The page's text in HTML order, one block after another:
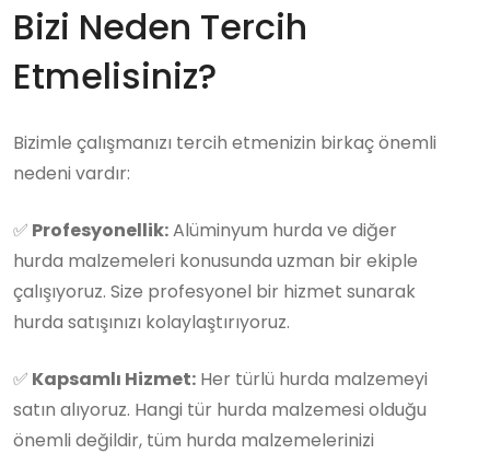
Bizi Neden Tercih
Etmelisiniz?
Bizimle çalışmanızı tercih etmenizin birkaç önemli
nedeni vardır:
✅ Profesyonellik:Alüminyum hurda ve diğer
hurda malzemeleri konusunda uzman bir ekiple
çalışıyoruz. Size profesyonel bir hizmet sunarak
hurda satışınızı kolaylaştırıyoruz.
✅ Kapsamlı Hizmet: Her türlü hurda malzemeyi
satın alıyoruz. Hangi tür hurda malzemesi olduğu
önemli değildir, tüm hurda malzemelerinizi